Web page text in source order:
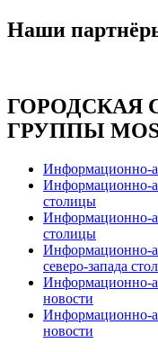
Наши
ГОРОДСКАЯ
ГРУППЫ
Информационно-
Информационно-
столицы
Информационно-
столицы
Информационно-
северо-запада
Информационно-
новости
Информационно-
новости